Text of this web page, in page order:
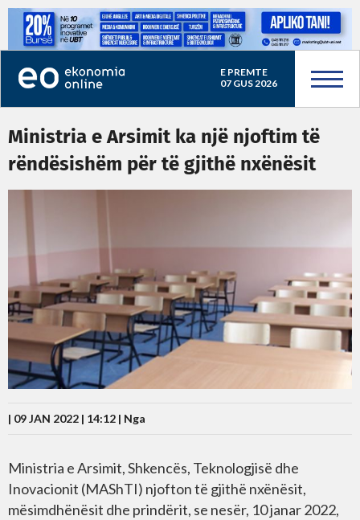
E PREMTE
07 GUS 2026
Ministria e Arsimit ka një njoftim të
rëndësishëm për të gjithë nxënësit
| 09 JAN 2022 | 14:12 | Nga
Ministria e Arsimit, Shkencës, Teknologjisë dhe
Inovacionit (MAShTI) njofton të gjithë nxënësit,
mësimdhënësit dhe prindërit, se nesër, 10 janar 2022,